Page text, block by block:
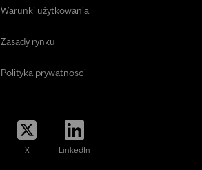
Warunki użytkowania
Zasady rynku
Polityka prywatności
X LinkedIn